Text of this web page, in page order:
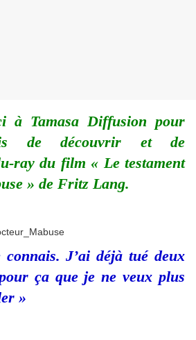
à Tamasa Diffusion pour
de découvrir et de
ray du film « Le testament
» de Fritz Lang.
J’ai déjà tué deux
ça que je ne veux plus
»